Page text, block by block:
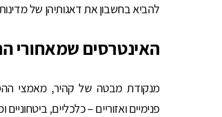
להביא בחשבון את דאגותיהן של
האינטרסים שמאחורי
מנקודת מבטה של קהיר, מאמצי
פנימיים ואזוריים – כלכליים, ביטחוניים